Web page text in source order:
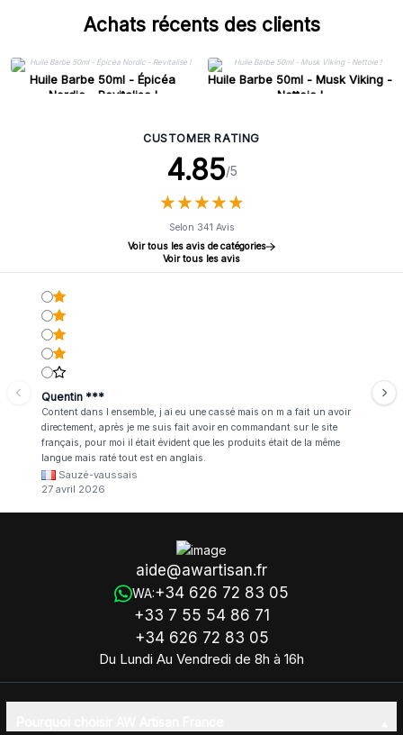
Achats récents des clients
Huile Barbe 50ml - Épicéa
Nordic - Revitalise !
Huile Barbe 50ml - Musk Viking -
Nettoie !
CUSTOMER RATING
4.85/5
★★★★★
★★★★★
Selon 341 Avis
Voir tous les avis de catégories
Voir tous les avis
Quentin ***
Content dans l ensemble, j ai eu une cassé mais on m a fait un avoir
directement, après je me suis fait avoir en commandant sur le site
français, pour moi il était évident que les produits était de la même
langue mais raté tout est en anglais.
Sauzé-vaussais
27 avril 2026
aide@awartisan.fr
WA:+34 626 72 83 05
+33 7 55 54 86 71
+34 626 72 83 05
Du Lundi Au Vendredi de 8h à 16h